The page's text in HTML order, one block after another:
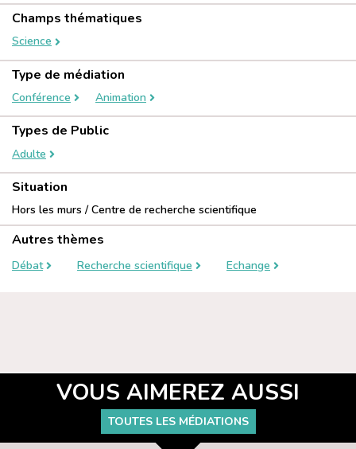
Champs thématiques
Science
Type de médiation
Conférence Animation
Types de Public
Adulte
Situation
Hors les murs / Centre de recherche scientifique
Autres thèmes
Débat Recherche scientifique Echange
VOUS AIMEREZ AUSSI
TOUTES LES MÉDIATIONS